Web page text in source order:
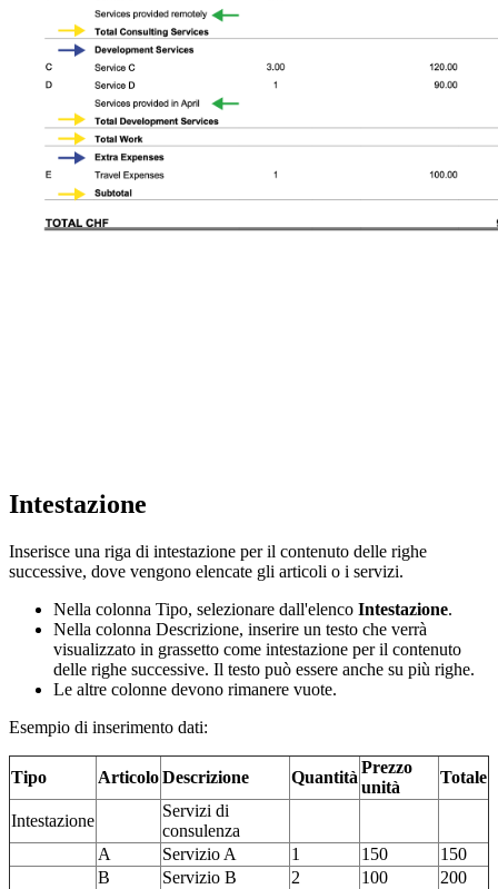
Intestazione
Inserisce una riga di intestazione per il contenuto delle righe
successive, dove vengono elencate gli articoli o i servizi.
Nella colonna Tipo, selezionare dall'elenco Intestazione.
Nella colonna Descrizione, inserire un testo che verrà
visualizzato in grassetto come intestazione per il contenuto
delle righe successive. Il testo può essere anche su più righe.
Le altre colonne devono rimanere vuote.
Esempio di inserimento dati:
Tipo ArticoloDescrizione Quantità
Prezzo
unità
Totale
Intestazione
Servizi di
consulenza
A
Servizio A 1 150
150
B
Servizio B 2 100 200